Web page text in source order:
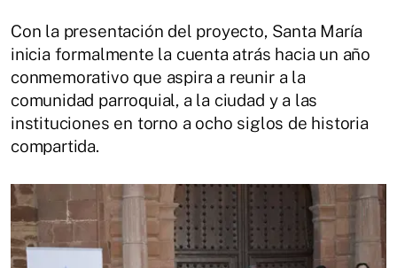
Con la presentación del proyecto, Santa María
inicia formalmente la cuenta atrás hacia un año
conmemorativo que aspira a reunir a la
comunidad parroquial, a la ciudad y a las
instituciones en torno a ocho siglos de historia
compartida.